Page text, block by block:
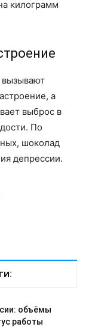
килограмм
а
выброс в
По
шоколад
депрессии.
объёмы
работы